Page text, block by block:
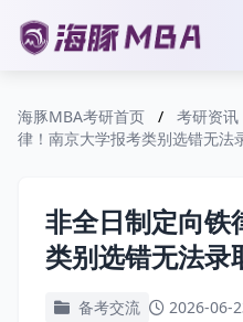
海豚MBA考研首页 / 考研资讯
律！南京大学报考类别选错无法
非全日制定向铁
类别选错无法录
备考交流 2026-06-